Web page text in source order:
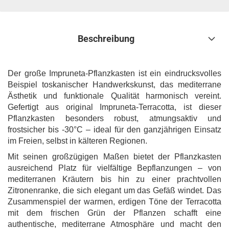
Beschreibung
Der große Impruneta-Pflanzkasten ist ein eindrucksvolles
Beispiel toskanischer Handwerkskunst, das mediterrane
Ästhetik und funktionale Qualität harmonisch vereint.
Gefertigt aus original Impruneta-Terracotta, ist dieser
Pflanzkasten besonders robust, atmungsaktiv und
frostsicher bis -30°C – ideal für den ganzjährigen Einsatz
im Freien, selbst in kälteren Regionen.
Mit seinen großzügigen Maßen bietet der Pflanzkasten
ausreichend Platz für vielfältige Bepflanzungen – von
mediterranen Kräutern bis hin zu einer prachtvollen
Zitronenranke, die sich elegant um das Gefäß windet. Das
Zusammenspiel der warmen, erdigen Töne der Terracotta
mit dem frischen Grün der Pflanzen schafft eine
authentische, mediterrane Atmosphäre und macht den